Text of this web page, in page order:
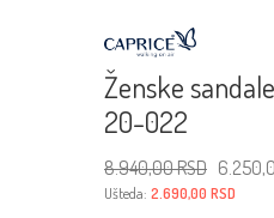
Ženske
20-022
8.940,00RSD cena
je
bila:
Ušteda: 2.690,00 RSD